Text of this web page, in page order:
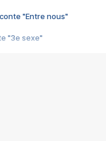
"Entre nous"
"3e sexe"